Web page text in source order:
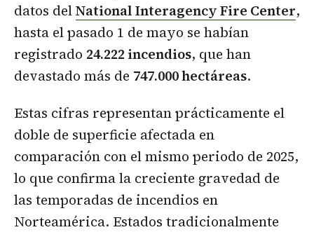
datos delNational Interagency Fire Center,
hasta el pasado 1 de mayo se habían
registrado 24.222 incendios, que han
devastado más de 747.000 hectáreas.
Estas cifras representan prácticamente el
doble de superficie afectada en
comparación con el mismo periodo de 2025,
lo que confirma la creciente gravedad de
las temporadas de incendios en
Norteamérica. Estados tradicionalmente